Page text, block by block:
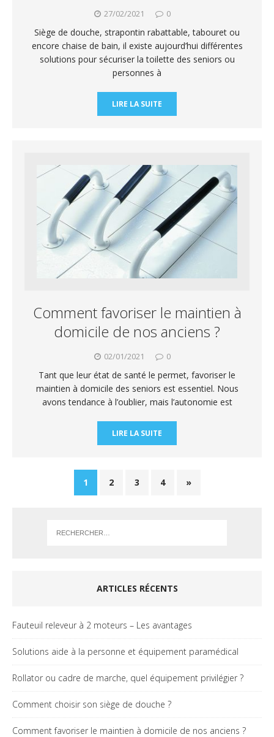
27/02/2021 0
Siège de douche, strapontin rabattable, tabouret ou
encore chaise de bain, il existe aujourd’hui différentes
solutions pour sécuriser la toilette des seniors ou
personnes à
LIRE LA SUITE
Comment favoriser le maintien à
domicile de nos anciens ?
02/01/2021 0
Tant que leur état de santé le permet, favoriser le
maintien à domicile des seniors est essentiel. Nous
avons tendance à l’oublier, mais l’autonomie est
LIRE LA SUITE
1 2 3 4 »
ARTICLES RÉCENTS
Fauteuil releveur à 2 moteurs – Les avantages
Solutions aide à la personne et équipement paramédical
Rollator ou cadre de marche, quel équipement privilégier ?
Comment choisir son siège de douche ?
Comment favoriser le maintien à domicile de nos anciens ?